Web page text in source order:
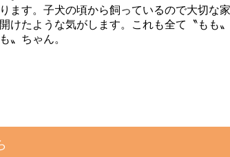
す。子犬の頃から飼っているので大切な
たような気がします。これも全て〝もも〟
〟ちゃん。